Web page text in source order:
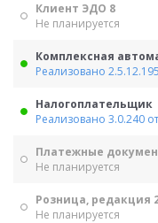
Клиент ЭДО 8
Не планируется
Комплексная
Реализовано
Налогоплательщик
Реализовано 3.0.240
Платежные
Не планируется
Розница, редакция
Не планируется